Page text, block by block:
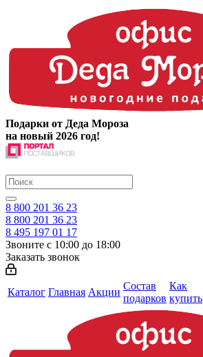
Подарки от Деда Мороза
на новый 2026 год!
8 800 201 36 23
8 800 201 36 23
8 495 197 01 17
Звоните с 10:00 до 18:00
Заказать звонок
Каталог Главная Акции
Состав
подарков
Как
купить